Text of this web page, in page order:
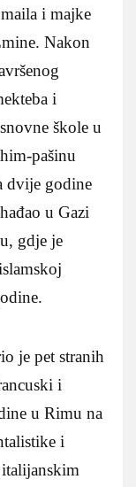
i majke
Nakon
i
škole u
pašinu
dvije godine
u Gazi
gdje je
je pet stranih
i
u Rimu na
i